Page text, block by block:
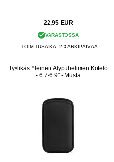
22,95 EUR
VARASTOSSA
TOIMITUSAIKA: 2-3 ARKIPÄIVÄÄ
Tyylikäs Yleinen Älypuhelimen Kotelo
- 6.7-6.9" - Musta